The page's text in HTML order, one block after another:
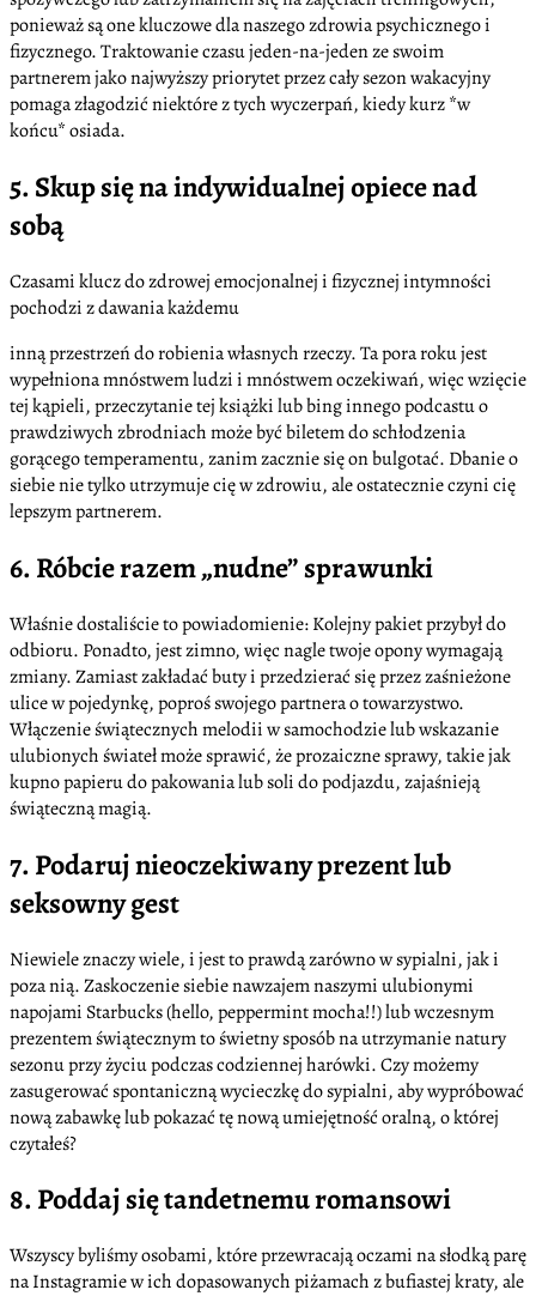
ponieważ są one kluczowe dla naszego zdrowia psychicznego i
fizycznego. Traktowanie czasu jeden-na-jeden ze swoim
partnerem jako najwyższy priorytet przez cały sezon wakacyjny
pomaga złagodzić niektóre z tych wyczerpań, kiedy kurz *w
końcu* osiada.
5. Skup się na indywidualnej opiece nad
sobą
Czasami klucz do zdrowej emocjonalnej i fizycznej intymności
pochodzi z dawania każdemu
inną przestrzeń do robienia własnych rzeczy. Ta pora roku jest
wypełniona mnóstwem ludzi i mnóstwem oczekiwań, więc wzięcie
tej kąpieli, przeczytanie tej książki lub bing innego podcastu o
prawdziwych zbrodniach może być biletem do schłodzenia
gorącego temperamentu, zanim zacznie się on bulgotać. Dbanie o
siebie nie tylko utrzymuje cię w zdrowiu, ale ostatecznie czyni cię
lepszym partnerem.
6. Róbcie razem „nudne” sprawunki
Właśnie dostaliście to powiadomienie: Kolejny pakiet przybył do
odbioru. Ponadto, jest zimno, więc nagle twoje opony wymagają
zmiany. Zamiast zakładać buty i przedzierać się przez zaśnieżone
ulice w pojedynkę, poproś swojego partnera o towarzystwo.
Włączenie świątecznych melodii w samochodzie lub wskazanie
ulubionych świateł może sprawić, że prozaiczne sprawy, takie jak
kupno papieru do pakowania lub soli do podjazdu, zajaśnieją
świąteczną magią.
7. Podaruj nieoczekiwany prezent lub
seksowny gest
Niewiele znaczy wiele, i jest to prawdą zarówno w sypialni, jak i
poza nią. Zaskoczenie siebie nawzajem naszymi ulubionymi
napojami Starbucks (hello, peppermint mocha!!) lub wczesnym
prezentem świątecznym to świetny sposób na utrzymanie natury
sezonu przy życiu podczas codziennej harówki. Czy możemy
zasugerować spontaniczną wycieczkę do sypialni, aby wypróbować
nową zabawkę lub pokazać tę nową umiejętność oralną, o której
czytałeś?
8. Poddaj się tandetnemu romansowi
Wszyscy byliśmy osobami, które przewracają oczami na słodką parę
na Instagramie w ich dopasowanych piżamach z bufiastej kraty, ale